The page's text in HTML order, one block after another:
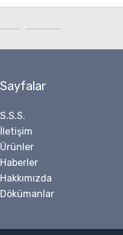
Sayfalar
S.S.S.
İletişim
Ürünler
Haberler
Hakkımızda
Dökümanlar